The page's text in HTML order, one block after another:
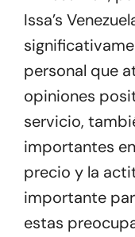
Issa’s
personal que
opiniones
servicio,
importantes
precio y la
importante
estas